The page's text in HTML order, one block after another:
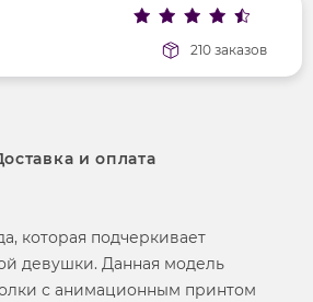
трикотажный
короткие
округлый
210 заказов
и оплата
которая подчеркивает
девушки. Данная модель
с анимационным принтом